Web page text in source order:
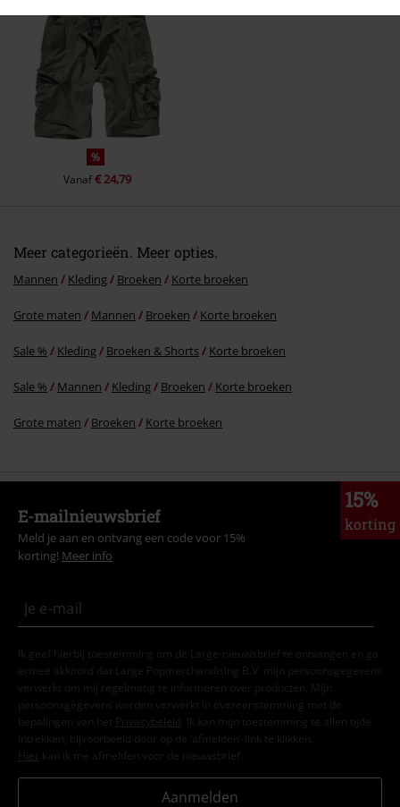
Commentaar versturen
%
Vanaf€ 24,79
Meer categorieën. Meer opties.
Mannen Kleding Broeken Korte broeken
Grote maten Mannen Broeken Korte broeken
Sale % Kleding Broeken & Shorts Korte broeken
Sale % Mannen Kleding Broeken Korte broeken
Grote maten Broeken Korte broeken
15%
korting
E-mailnieuwsbrief
Meld je aan en ontvang een code voor 15%
korting! Meer info
Ik geef hierbij toestemming om de Large-nieuwsbrief te ontvangen en ga
ermee akkoord dat Large Popmerchandising B.V. mijn persoonsgegevens
verwerkt om mij regelmatig te informeren over producten. Mijn
persoonsgegevens worden verwerkt in overeenstemming met de
bepalingen van het
Privacybeleid . Ik kan mijn toestemming te allen tijde
intrekken, bijvoorbeeld door op de ‘afmelden’-link te klikken.
Hier kan ik me afmelden voor de nieuwsbrief.
Aanmelden